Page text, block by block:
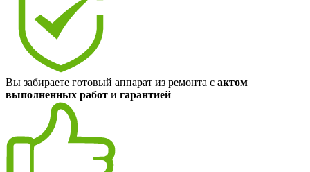
Вы забираете готовый аппарат из ремонта с актом
выполненных работ и гарантией